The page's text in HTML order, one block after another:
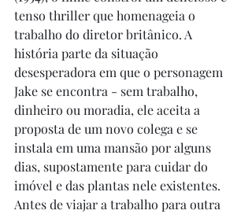
tenso thriller que homenageia o
trabalho do diretor britânico. A
história parte da situação
desesperadora em que o personagem
Jake se encontra - sem trabalho,
dinheiro ou moradia, ele aceita a
proposta de um novo colega e se
instala em uma mansão por alguns
dias, supostamente para cuidar do
imóvel e das plantas nele existentes.
Antes de viajar a trabalho para outra